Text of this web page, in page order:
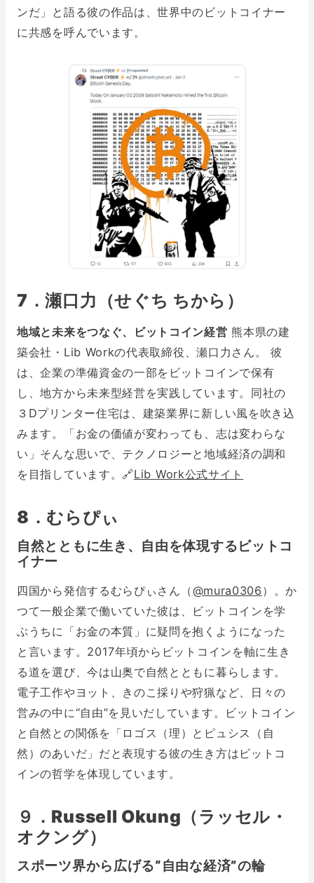
ンだ」と語る彼の作品は、世界中のビットコイナー
に共感を呼んでいます。
7．瀬口力（せぐち ちから）
地域と未来をつなぐ、ビットコイン経営 熊本県の建
築会社・Lib Workの代表取締役、瀬口力さん。 彼
は、企業の準備資金の一部をビットコインで保有
し、地方から未来型経営を実践しています。同社の
３Dプリンター住宅は、建築業界に新しい風を吹き込
みます。「お金の価値が変わっても、志は変わらな
い」そんな思いで、テクノロジーと地域経済の調和
を目指しています。🔗Lib Work公式サイト
8．むらぴぃ
自然とともに生き、自由を体現するビットコ
イナー
四国から発信するむらぴぃさん（@mura0306 ）。か
つて一般企業で働いていた彼は、ビットコインを学
ぶうちに「お金の本質」に疑問を抱くようになった
と言います。2017年頃からビットコインを軸に生き
る道を選び、今は山奥で自然とともに暮らします。
電子工作やヨット、きのこ採りや狩猟など、日々の
営みの中に“自由”を見いだしています。ビットコイン
と自然との関係を「ロゴス（理）とピュシス（自
然）のあいだ」だと表現する彼の生き方はビットコ
インの哲学を体現しています。
９．Russell Okung（ラッセル・
オクング）
スポーツ界から広げる“自由な経済”の輪